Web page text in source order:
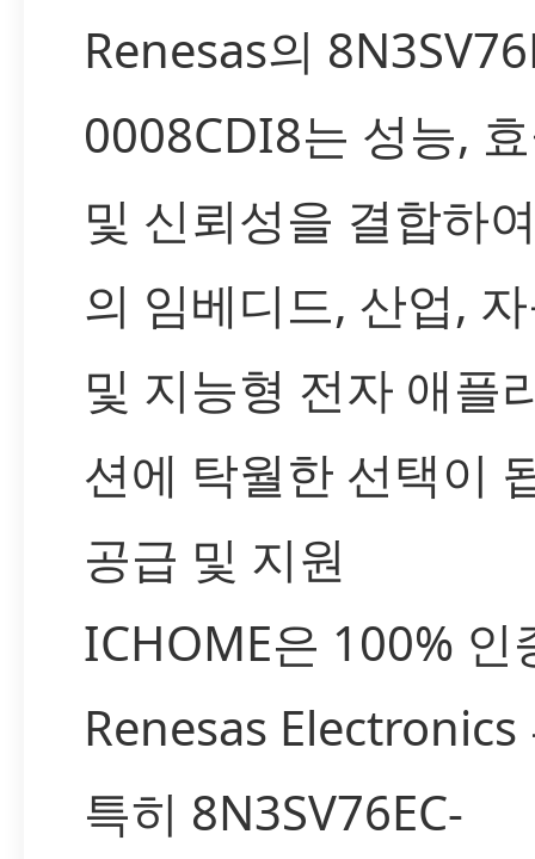
Renesas의
0008CDI8는 성능,
및 신뢰성을 결합하
의 임베디드, 산업,
및 지능형 전자 애플
션에 탁월한 선택이
공급 및 지원
ICHOME은 100% 인
Renesas Electronics
특히 8N3SV76EC-